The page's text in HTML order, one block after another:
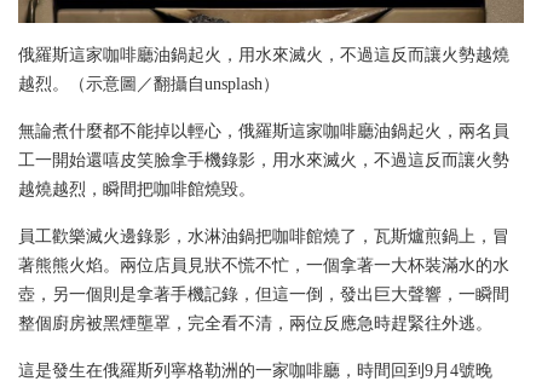
俄羅斯這家咖啡廳油鍋起火，用水來滅火，不過這反而讓火勢越燒
越烈。（示意圖／翻攝自unsplash）
無論煮什麼都不能掉以輕心，俄羅斯這家咖啡廳油鍋起火，兩名員
工一開始還嘻皮笑臉拿手機錄影，用水來滅火，不過這反而讓火勢
越燒越烈，瞬間把咖啡館燒毀。
員工歡樂滅火邊錄影，水淋油鍋把咖啡館燒了，瓦斯爐煎鍋上，冒
著熊熊火焰。兩位店員見狀不慌不忙，一個拿著一大杯裝滿水的水
壺，另一個則是拿著手機記錄，但這一倒，發出巨大聲響，一瞬間
整個廚房被黑煙壟罩，完全看不清，兩位反應急時趕緊往外逃。
這是發生在俄羅斯列寧格勒洲的一家咖啡廳，時間回到9月4號晚